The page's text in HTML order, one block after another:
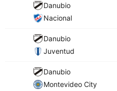
Danubio
Nacional
Danubio
Juventud
Danubio
Montevideo City